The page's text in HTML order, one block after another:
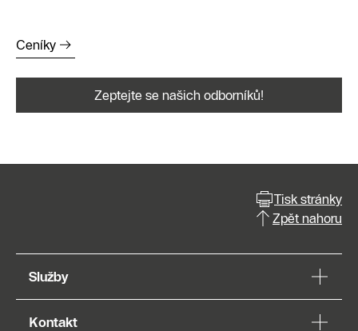
Ceníky
Zeptejte se našich odborníků!
Tisk stránky
Zpět nahoru
Služby
Kontakt